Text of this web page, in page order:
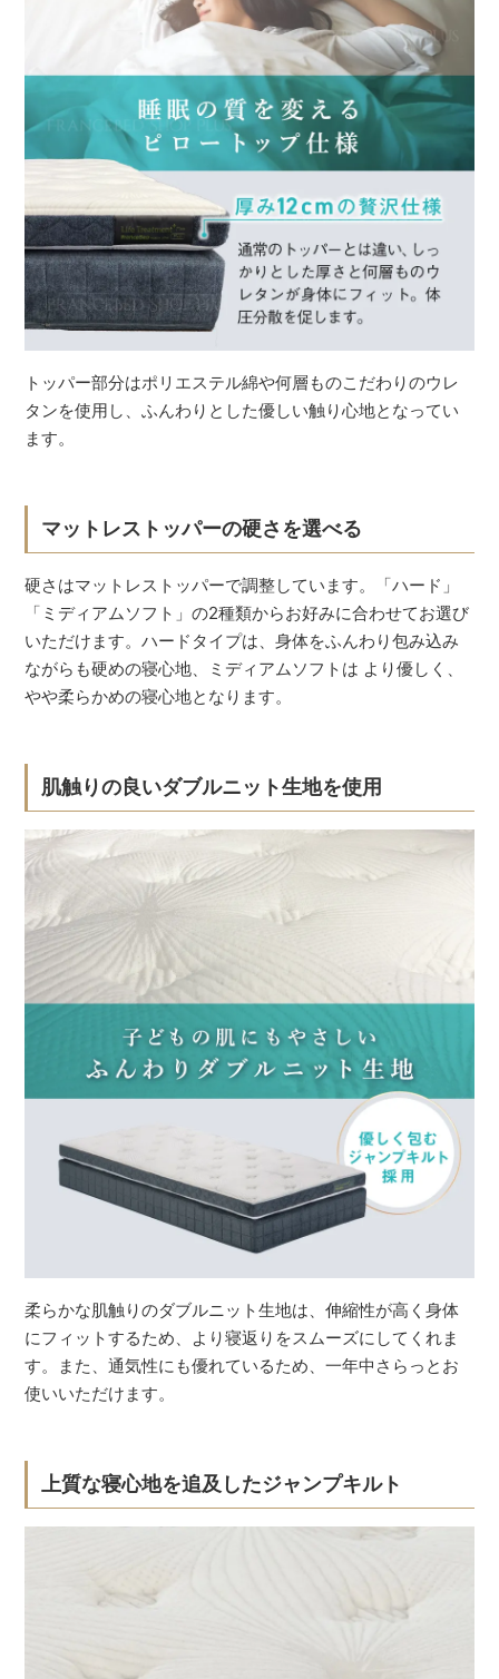
トッパー部分はポリエステル綿や何層ものこだわりのウレ
タンを使用し、ふんわりとした優しい触り心地となってい
ます。
マットレストッパーの硬さを選べる
硬さはマットレストッパーで調整しています。「ハード」
「ミディアムソフト」の2種類からお好みに合わせてお選び
いただけます。ハードタイプは、身体をふんわり包み込み
ながらも硬めの寝心地、ミディアムソフトは より優しく、
やや柔らかめの寝心地となります。
肌触りの良いダブルニット生地を使用
柔らかな肌触りのダブルニット生地は、伸縮性が高く身体
にフィットするため、より寝返りをスムーズにしてくれま
す。また、通気性にも優れているため、一年中さらっとお
使いいただけます。
上質な寝心地を追及したジャンプキルト